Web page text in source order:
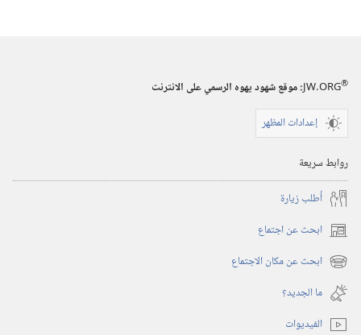
مايو‏
JW.ORG®
:‏ موقع شهود يهوه الرسمي على الانترنت
إعدادات المظهر
روابط سريعة
أُطلب زيارة
ابحث عن اجتماع (يفتح
نافذة ابحث عن مكان الاجتماع (يفتح
نافذة
جديدة)
ما الجديد؟‏
الفيديوات